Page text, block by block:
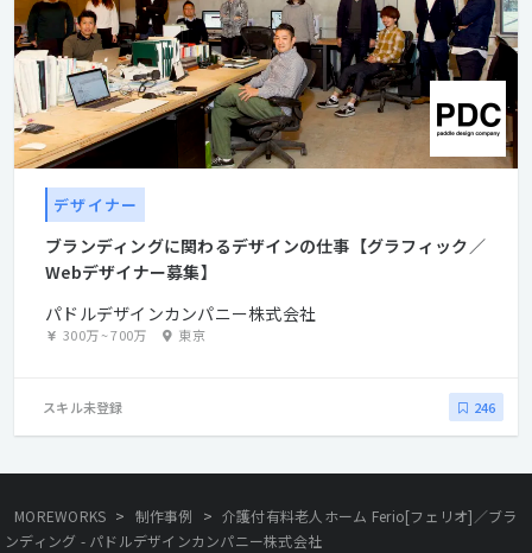
デザイナー
ブランディングに関わるデザインの仕事【グラフィック／
Webデザイナー募集】
パドルデザインカンパニー株式会社
300万~700万 東京
スキル未登録 246
MOREWORKS > 制作事例 > 介護付有料老人ホーム Ferio[フェリオ]／ブラ
ンディング - パドルデザインカンパニー株式会社